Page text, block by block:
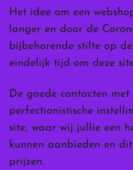
Het idee om een
langer en door de
bijbehorende stilte op
eindelijk tijd om deze
De goede contacten
perfectionistische
site, waar wij jullie een
kunnen aanbieden en
prijzen.